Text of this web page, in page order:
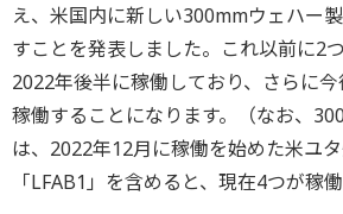
え、米国内に新しい300mmウェハー
すことを発表しました。これ以前に2
2022年後半に稼働しており、さらに
稼働することになります。（なお、
は、2022年12月に稼働を始めた米ユ
「LFAB1」を含めると、現在4つが稼